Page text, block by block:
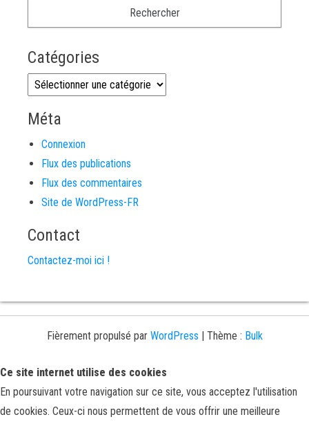
Catégories
Catégories
Méta
Connexion
Flux des publications
Flux des commentaires
Site de WordPress-FR
Contact
Contactez-moi ici !
Fièrement propulsé par WordPress Thème : Bulk
Ce site internet utilise des cookies
En poursuivant votre navigation sur ce site, vous acceptez l'utilisation
de cookies. Ceux-ci nous permettent de vous offrir une meilleure